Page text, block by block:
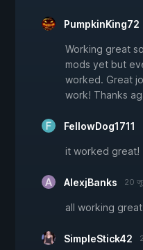
PumpkinKing72
Working great
mods yet but
worked. Great
work! Thanks
FellowDog1711
it worked great!
AlexjBanks 20
all working
SimpleStick42